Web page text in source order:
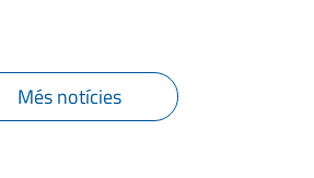
Més notícies